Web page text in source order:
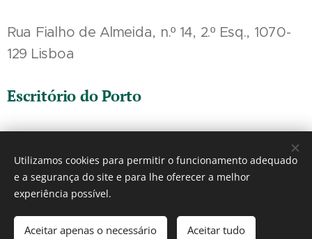
Rua Fialho de Almeida, n.º 14, 2.º Esq., 1070-
129 Lisboa
Escritório do Porto
4100-359 Porto
António Falé de Carvalho Cookies
Utilizamos cookies para permitir o funcionamento adequado
e a segurança do site e para lhe oferecer a melhor
experiência possível.
Aceitar apenas o necessário Aceitar tudo